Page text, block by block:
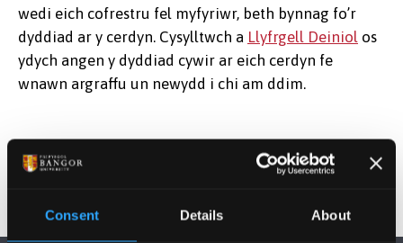
Consent Details About
wedi eich cofrestru fel myfyriwr, beth bynnag fo’r
dyddiad ar y cerdyn. Cysylltwch a Llyfrgell Deiniol os
ydych angen y dyddiad cywir ar eich cerdyn fe
wnawn argraffu un newydd i chi am ddim.